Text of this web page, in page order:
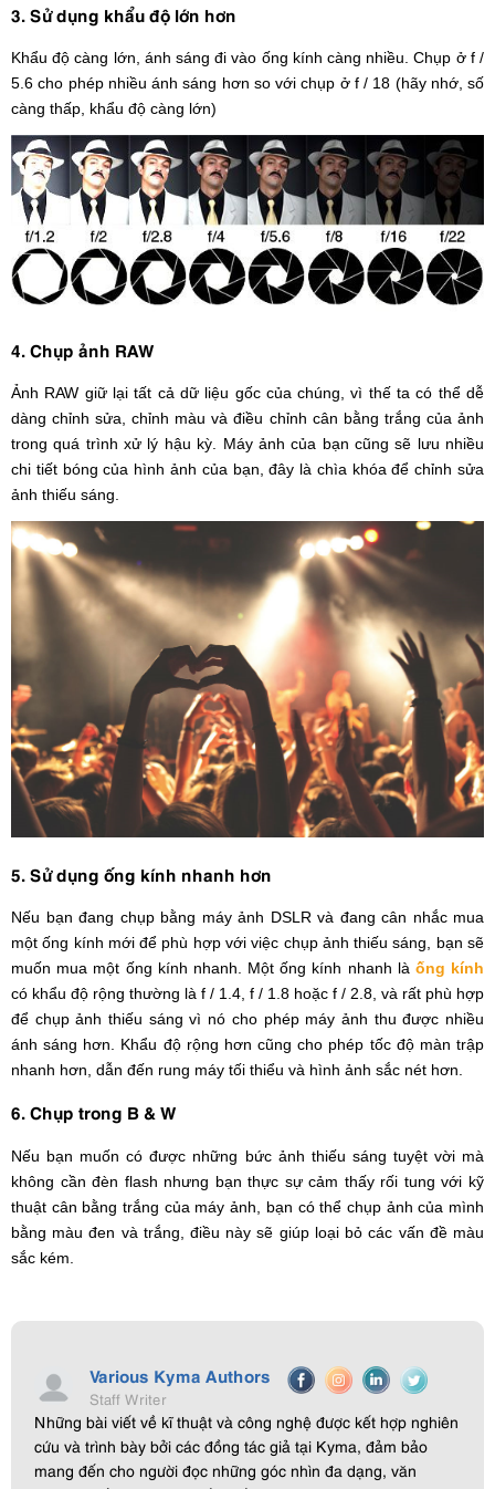
3. Sử dụng khẩu độ lớn hơn
Khẩu độ càng lớn, ánh sáng đi vào ống kính càng nhiều. Chụp ở f /
5.6 cho phép nhiều ánh sáng hơn so với chụp ở f / 18 (hãy nhớ, số
càng thấp, khẩu độ càng lớn)
4. Chụp ảnh RAW
Ảnh RAW giữ lại tất cả dữ liệu gốc của chúng, vì thế ta có thể dễ
dàng chỉnh sửa, chỉnh màu và điều chỉnh cân bằng trắng của ảnh
trong quá trình xử lý hậu kỳ. Máy ảnh của bạn cũng sẽ lưu nhiều
chi tiết bóng của hình ảnh của bạn, đây là chìa khóa để chỉnh sửa
ảnh thiếu sáng.
5. Sử dụng ống kính nhanh hơn
Nếu bạn đang chụp bằng máy ảnh DSLR và đang cân nhắc mua
một ống kính mới để phù hợp với việc chụp ảnh thiếu sáng, bạn sẽ
muốn mua một ống kính nhanh. Một ống kính nhanh là ống kính
có khẩu độ rộng thường là f / 1.4, f / 1.8 hoặc f / 2.8, và rất phù hợp
để chụp ảnh thiếu sáng vì nó cho phép máy ảnh thu được nhiều
ánh sáng hơn. Khẩu độ rộng hơn cũng cho phép tốc độ màn trập
nhanh hơn, dẫn đến rung máy tối thiểu và hình ảnh sắc nét hơn.
6. Chụp trong B & W
Nếu bạn muốn có được những bức ảnh thiếu sáng tuyệt vời mà
không cần đèn flash nhưng bạn thực sự cảm thấy rối tung với kỹ
thuật cân bằng trắng của máy ảnh, bạn có thể chụp ảnh của mình
bằng màu đen và trắng, điều này sẽ giúp loại bỏ các vấn đề màu
sắc kém.
Various Kyma Authors
Staff Writer
Những bài viết về kĩ thuật và công nghệ được kết hợp nghiên
cứu và trình bày bởi các đồng tác giả tại Kyma, đảm bảo
mang đến cho người đọc những góc nhìn đa dạng, văn